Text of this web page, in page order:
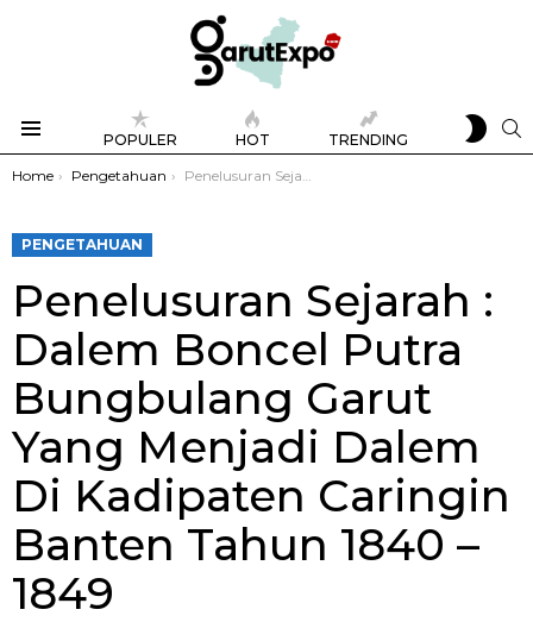
POPULER HOT TRENDING
SKIN
You are here:
Home Pengetahuan Penelusuran Sejarah : Dalem Boncel Putra Bungbulang Garut Yang Menjadi Dalem Di Kadipaten Caringin Banten Tahun 1840 – 1849
PENGETAHUAN
Penelusuran Sejarah :
Dalem Boncel Putra
Bungbulang Garut
Yang Menjadi Dalem
Di Kadipaten Caringin
Banten Tahun 1840 –
1849